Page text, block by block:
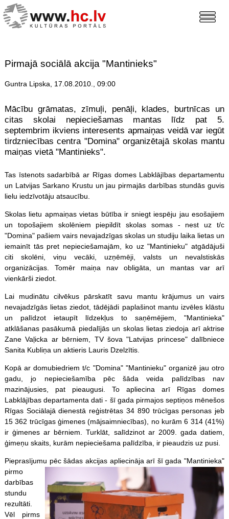
Pirmajā sociālā akcija "Mantinieks"
Guntra Lipska, 17.08.2010., 09:00
Mācību grāmatas, zīmuļi, penāļi, klades, burtnīcas un
citas skolai nepieciešamas mantas līdz pat 5.
septembrim ikviens interesents apmaiņas veidā var iegūt
tirdzniecības centra "Domina" organizētajā skolas mantu
maiņas vietā "Mantinieks".
Tas īstenots sadarbībā ar Rīgas domes Labklājības departamentu
un Latvijas Sarkano Krustu un jau pirmajās darbības stundās guvis
lielu iedzīvotāju atsaucību.
Skolas lietu apmaiņas vietas būtība ir sniegt iespēju jau esošajiem
un topošajiem skolēniem piepildīt skolas somas - nest uz t/c
"Domina" pašiem vairs nevajadzīgas skolas un studiju laika lietas un
iemainīt tās pret nepieciešamajām, ko uz "Mantinieku" atgādājuši
citi skolēni, viņu vecāki, uzņēmēji, valsts un nevalstiskās
organizācijas. Tomēr maiņa nav obligāta, un mantas var arī
vienkārši ziedot.
Lai mudinātu cilvēkus pārskatīt savu mantu krājumus un vairs
nevajadzīgās lietas ziedot, tādējādi paplašinot mantu izvēles klāstu
un palīdzot ietaupīt līdzekļus to saņēmējiem, "Mantinieka"
atklāšanas pasākumā piedalījās un skolas lietas ziedoja arī aktrise
Zane Vaļicka ar bērniem, TV šova "Latvijas princese" dalībniece
Sanita Kubliņa un aktieris Lauris Dzelzītis.
Kopā ar domubiedriem t/c "Domina" "Mantinieku" organizē jau otro
gadu, jo nepieciešamība pēc šāda veida palīdzības nav
mazinājusies, pat pieaugusi. To apliecina arī Rīgas domes
Labklājības departamenta dati - šī gada pirmajos septiņos mēnešos
Rīgas Sociālajā dienestā reģistrētas 34 890 trūcīgas personas jeb
15 362 trūcīgas ģimenes (mājsaimniecības), no kurām 6 314 (41%)
ir ģimenes ar bērniem. Turklāt, salīdzinot ar 2009. gada datiem,
ģimeņu skaits, kurām nepieciešama palīdzība, ir pieaudzis uz pusi.
Pieprasījumu pēcšādas akcijas apliecināja arī šī gada "Mantinieka"
pirmo
darbības
stundu
rezultāti.
Vēl pirms